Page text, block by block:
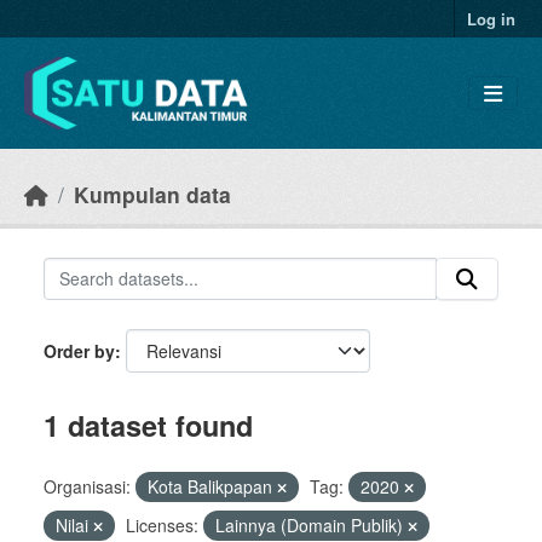
Log in
Kumpulan data
Order by
1 dataset found
Organisasi: Kota Balikpapan Tag:
2020
Nilai
Licenses:
Lainnya (Domain Publik)